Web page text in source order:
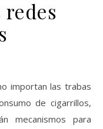
redes
importan las trabas
de cigarrillos,
mecanismos para